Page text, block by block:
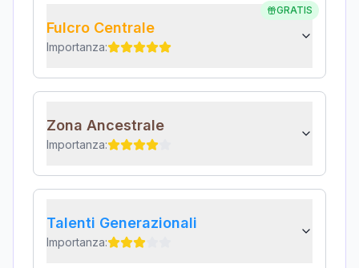
GRATIS
Fulcro Centrale
Importanza:
Zona Ancestrale
Importanza:
Talenti Generazionali
Importanza: